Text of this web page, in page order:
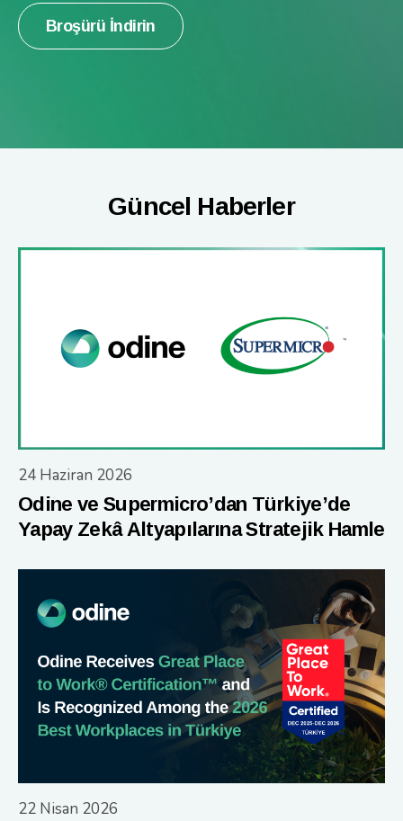
Broşürü İndirin
Güncel Haberler
24 Haziran 2026
Odine ve Supermicro’dan Türkiye’de
Yapay Zekâ Altyapılarına Stratejik Hamle
22 Nisan 2026